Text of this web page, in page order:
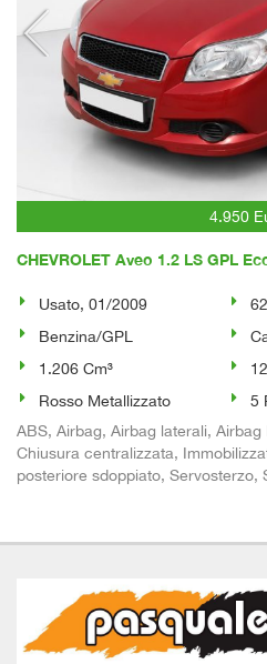
4.950
CHEVROLET Aveo 1.2 LS GPL
Usato, 01/2009
Benzina/GPL
1.206 Cm³
Rosso Metallizzato
5
ABS, Airbag, Airbag laterali,
Chiusura centralizzata,
posteriore sdoppiato, Servosterzo,